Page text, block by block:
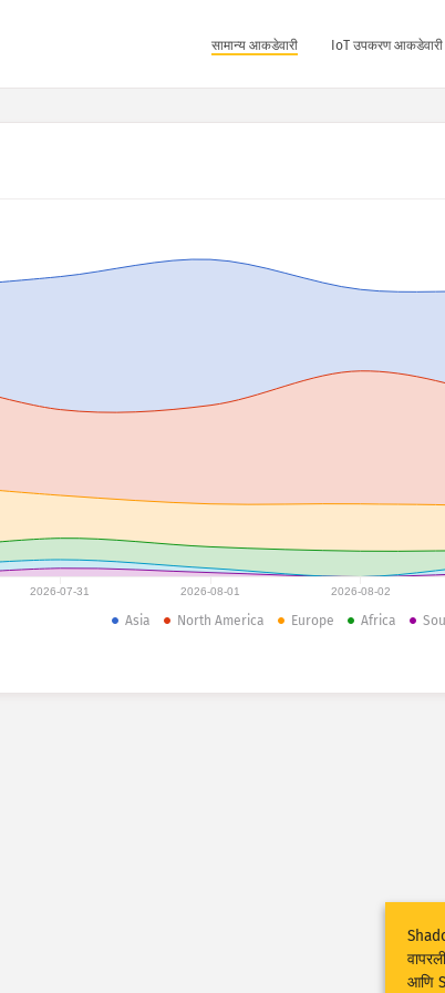
सामान्य आकडेवारी IoT उपकरण आकडेवारी
2026-07-31 2026-08-01 2026-08-02
Asia North America Europe Africa
आणि